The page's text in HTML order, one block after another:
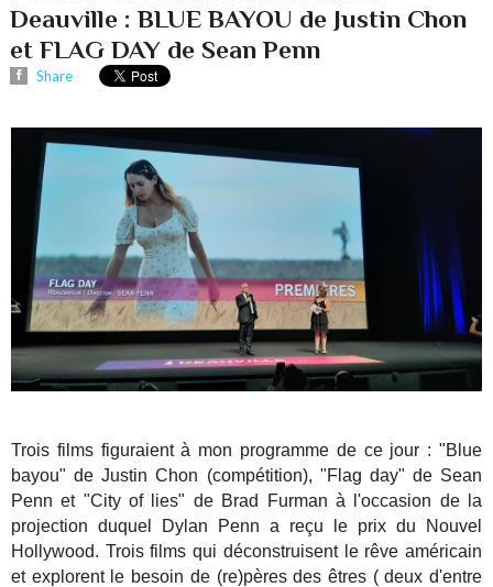
Deauville : BLUE BAYOU de Justin Chon
et FLAG DAY de Sean Penn
Share
Trois films figuraient à mon programme de ce jour : "Blue
bayou" de Justin Chon (compétition), "Flag day" de Sean
Penn et "City of lies" de Brad Furman à l'occasion de la
projection duquel Dylan Penn a reçu le prix du Nouvel
Hollywood. Trois films qui déconstruisent le rêve américain
et explorent le besoin de (re)pères des êtres ( deux d'entre